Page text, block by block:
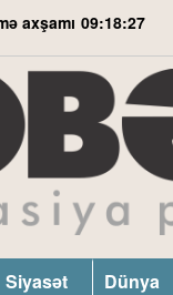
axşamı 09:18:28
Siyasət Dünya